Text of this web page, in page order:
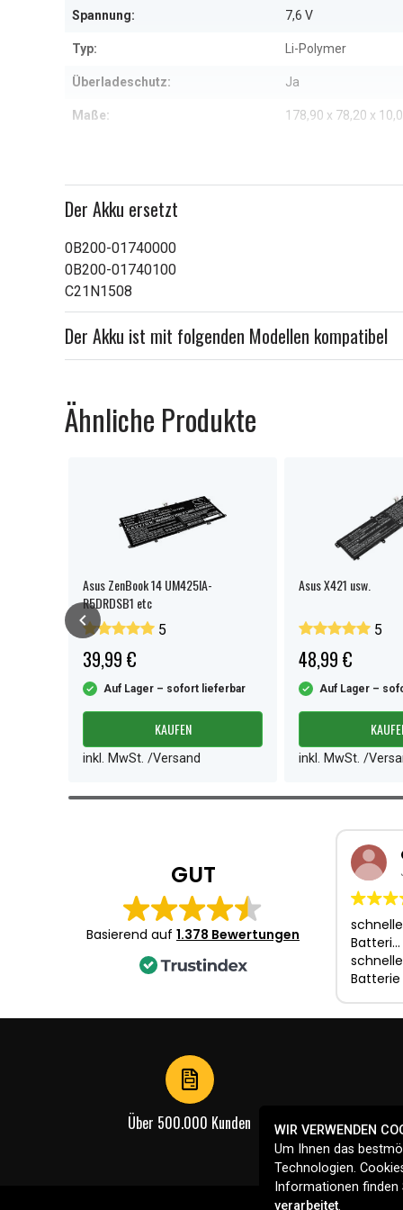
Spannung: 7,6 V
Typ: Li-Polymer
Überladeschutz: Ja
Maße: 178,90 x 78,20 x
Der Akku ersetzt
0B200-01740000
0B200-01740100
C21N1508
Der Akku ist mit folgenden Modellen kompatibel
Ähnliche Produkte
Asus ZenBook 14 UM425IA-
R5DRDSB1 etc
5
39,99 €
Auf Lager – sofort lieferbar
KAUFEN
inkl. MwSt. /Versand
Asus X421 usw.
5
48,99 €
Auf Lager –
inkl. MwSt. /
Item
GUT
Basierend auf 1.378 Bewertungen
Batteri…
Batterie
Über 500.000 Kunden
WIR VERWENDEN
Um Ihnen das
Technologien.
Informationen finden
verarbeitet.